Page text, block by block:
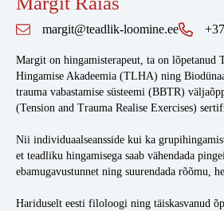
margit@teadlik-loomine.ee
Margit on hingamisterapeut, ta on lõpetanud
Hingamise Akadeemia (TLHA) ning
trauma vabastamise süsteemi (BBTR)
(Tension and Trauma Realise Exercises)
Nii individuaalseansside kui ka
et teadliku hingamisega saab vähendada
ebamugavustunnet ning suurendada rõõmu,
Hariduselt eesti filoloogi ning täiskasvanud